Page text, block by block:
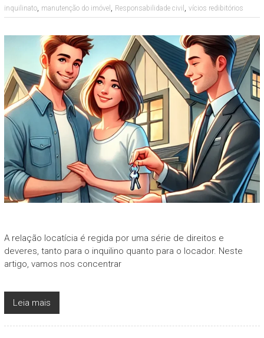
inquilinato, manutenção do imóvel , Responsabilidade civil , vícios redibitórios
A relação locatícia é regida por uma série de direitos e
deveres, tanto para o inquilino quanto para o locador. Neste
artigo, vamos nos concentrar
Leia mais